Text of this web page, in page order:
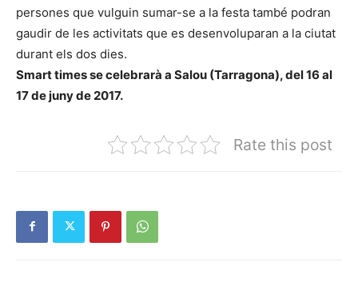
persones que vulguin sumar-se a la festa també podran
gaudir de les activitats que es desenvoluparan a la ciutat
durant els dos dies.
Smart times se celebrarà a Salou (Tarragona), del 16 al
17 de juny de 2017.
Rate this post